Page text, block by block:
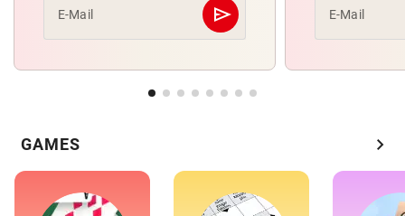
E-Mail send
Abschicken E-Mail
GAMES chevron_right